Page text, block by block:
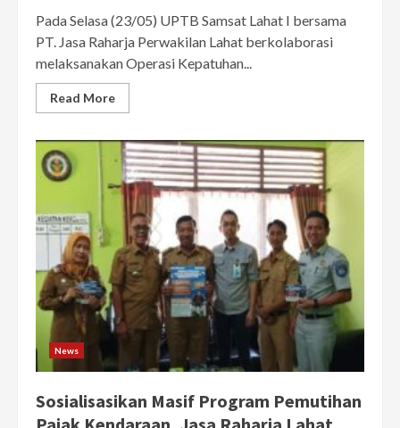
Pada Selasa (23/05) UPTB Samsat Lahat I bersama
PT. Jasa Raharja Perwakilan Lahat berkolaborasi
melaksanakan Operasi Kepatuhan...
Read More
News
Sosialisasikan Masif Program Pemutihan